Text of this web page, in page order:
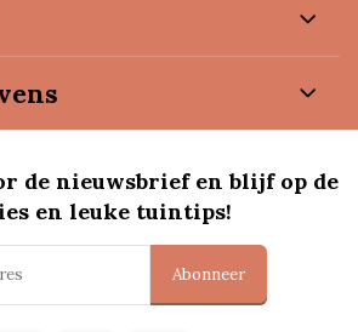
de nieuwsbrief en blijf op de
en leuke tuintips!
Abonneer